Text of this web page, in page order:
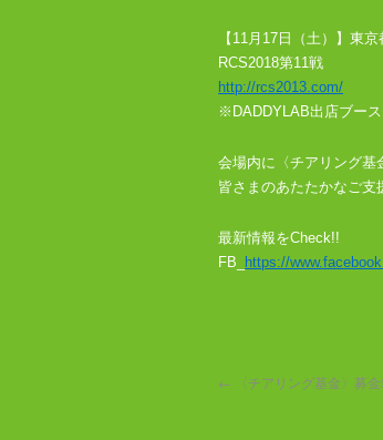
【11月17日（土）】東
RCS2018第11戦
http://rcs2013.com/
※DADDYLAB出店ブー
会場内に〈チアリング基
皆さまのあたたかなご支
最新情報をCheck!!
FB_
https://
← 〈チアリング基金〉募